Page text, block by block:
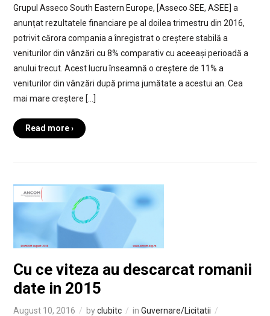
Grupul Asseco South Eastern Europe, [Asseco SEE, ASEE] a
anunțat rezultatele financiare pe al doilea trimestru din 2016,
potrivit cărora compania a înregistrat o creștere stabilă a
veniturilor din vânzări cu 8% comparativ cu aceeași perioadă a
anului trecut. Acest lucru înseamnă o creștere de 11% a
veniturilor din vânzări după prima jumătate a acestui an. Cea
mai mare creștere […]
Read more ›
Cu ce viteza au descarcat romanii
date in 2015
August 10, 2016 byclubitc in Guvernare/Licitatii